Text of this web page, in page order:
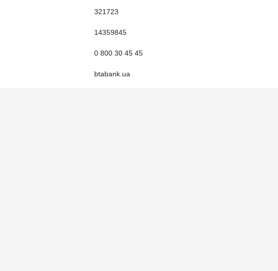
321723
14359845
0 800 30 45 45
btabank.ua